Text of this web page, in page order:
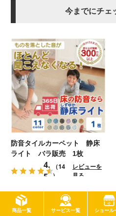
商品一覧 サービス一覧 ショール
今までにチェ
防音タイルカーペット 静床
ライト バラ販売 1枚
4.
5
（14
）
レビューを
見る